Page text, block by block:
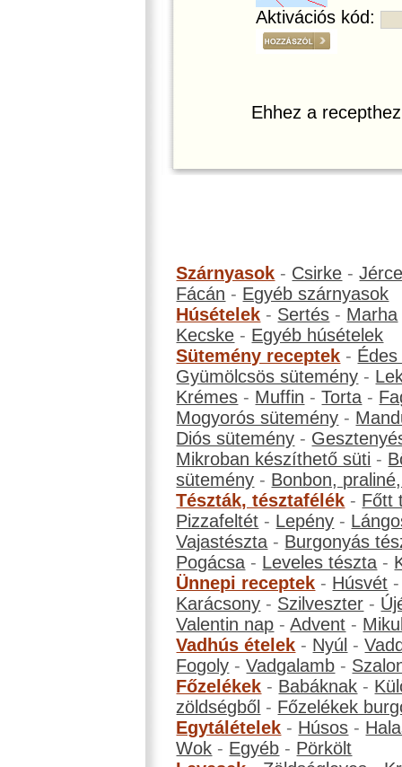
Aktivációs kód:
Ehhez a
Szárnyasok - Csirke -
Fácán - Egyéb szárnyasok
Húsételek - Sertés - Marha
Kecske - Egyéb húsételek
Sütemény receptek -
Gyümölcsös sütemény -
Krémes - Muffin -Torta -
Mogyorós sütemény -
Diós sütemény -
Mikroban készíthető süti -
sütemény - Bonbon,
Tészták, tésztafélék - Főtt
Pizzafeltét - Lepény -
Vajastészta - Burgonyás
Pogácsa - Leveles tészta -
Ünnepi receptek - Húsvét
Karácsony - Szilveszter -
Valentin nap -Advent -
Vadhús ételek - Nyúl -
Fogoly -Vadgalamb -
Főzelékek - Babáknak -
zöldségből - Főzelékek
Egytálételek - Húsos -
Wok - Egyéb - Pörkölt